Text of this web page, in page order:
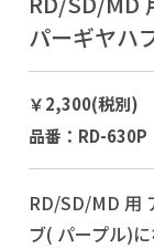
パーギヤハ
￥2,300(税別)
品番：RD-630P
RD/SD/MD 用
ブ( パープル)に